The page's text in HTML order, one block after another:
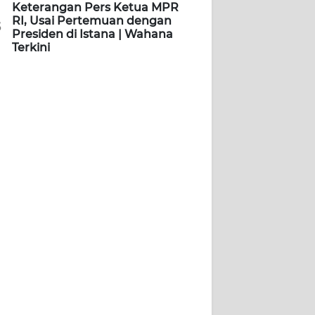
Keterangan Pers Ketua MPR
RI, Usai Pertemuan dengan
Presiden di Istana | Wahana
Terkini